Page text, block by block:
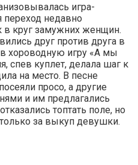
игра-
недавно
круг замужних женщин.
друг против друга в
в хороводную игру «А мы
спев куплет, делала шаг к
на место. В песне
просо, а другие
и им предлагались
топтать поле, но
за выкуп девушки.